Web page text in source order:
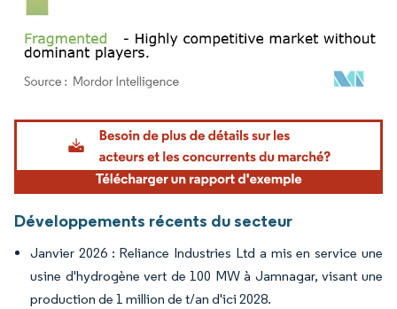
Image © Mordor Intelligence. La réutilisation nécessite une attribution sous CC BY
Développements récents du secteur
Janvier 2026 : Reliance Industries Ltd a mis en service une
usine d'hydrogène vert de 100 MW à Jamnagar, visant une
production de 1 million de t/an d'ici 2028.